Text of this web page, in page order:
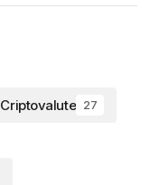
Criptovalute 27